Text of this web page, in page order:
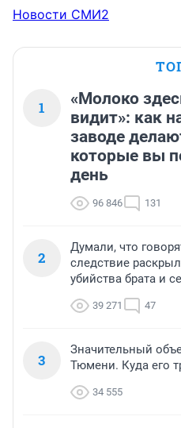
Новости СМИ2
1
«Молоко
видит»: как
заводе
которые вы
день
96 846 131
2
Думали, что
следствие
убийства брата и
39 271 47
3
Значительный
Тюмени. Куда его
34 555